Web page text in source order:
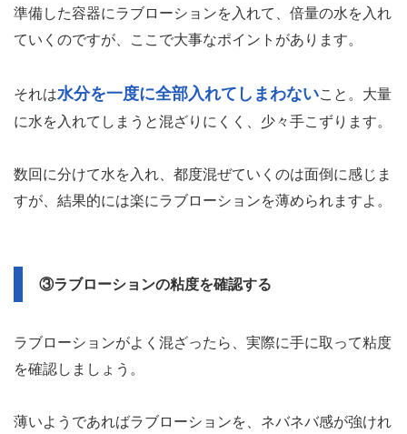
準備した容器にラブローションを入れて、倍量の水を入れ
ていくのですが、ここで大事なポイントがあります。
それは水分を一度に全部入れてしまわないこと。大量
に水を入れてしまうと混ざりにくく、少々手こずります。
数回に分けて水を入れ、都度混ぜていくのは面倒に感じま
すが、結果的には楽にラブローションを薄められますよ。
③ラブローションの粘度を確認する
ラブローションがよく混ざったら、実際に手に取って粘度
を確認しましょう。
薄いようであればラブローションを、ネバネバ感が強けれ